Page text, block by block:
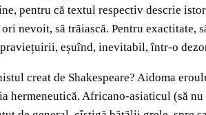
pentru că textul respectiv descrie
nevoit, să trăiască. Pentru
eșuînd, inevitabil, într-o
creat de Shakespeare? Aidoma
hermeneutică. Africano-asiaticul (să